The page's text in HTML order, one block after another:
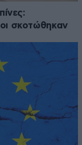
σκοτώθηκαν